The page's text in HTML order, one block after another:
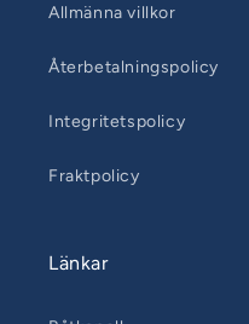
Allmänna villkor
Återbetalningspolicy
Integritetspolicy
Fraktpolicy
Länkar